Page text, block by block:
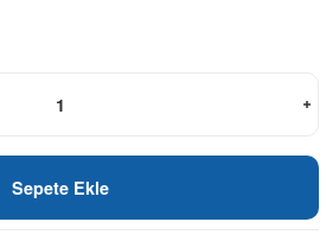
Sepete Ekle